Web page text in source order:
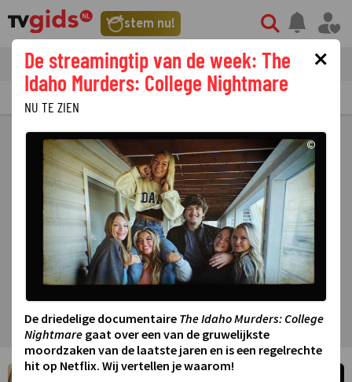
stem nu!
tvgids streaming nieuws
PRIMETIME GEMIST
×
De streamingtip van de week: The
Idaho Murders: College Nightmare
NU TE ZIEN
©
De driedelige documentaire The Idaho Murders: College
Nightmare gaat over een van de gruwelijkste
moordzaken van de laatste jaren en is een regelrechte
hit op Netflix. Wij vertellen je waarom!